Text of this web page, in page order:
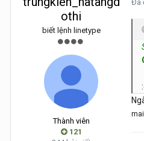
othi
biết lệnh linetype
Thành viên
121
Đã